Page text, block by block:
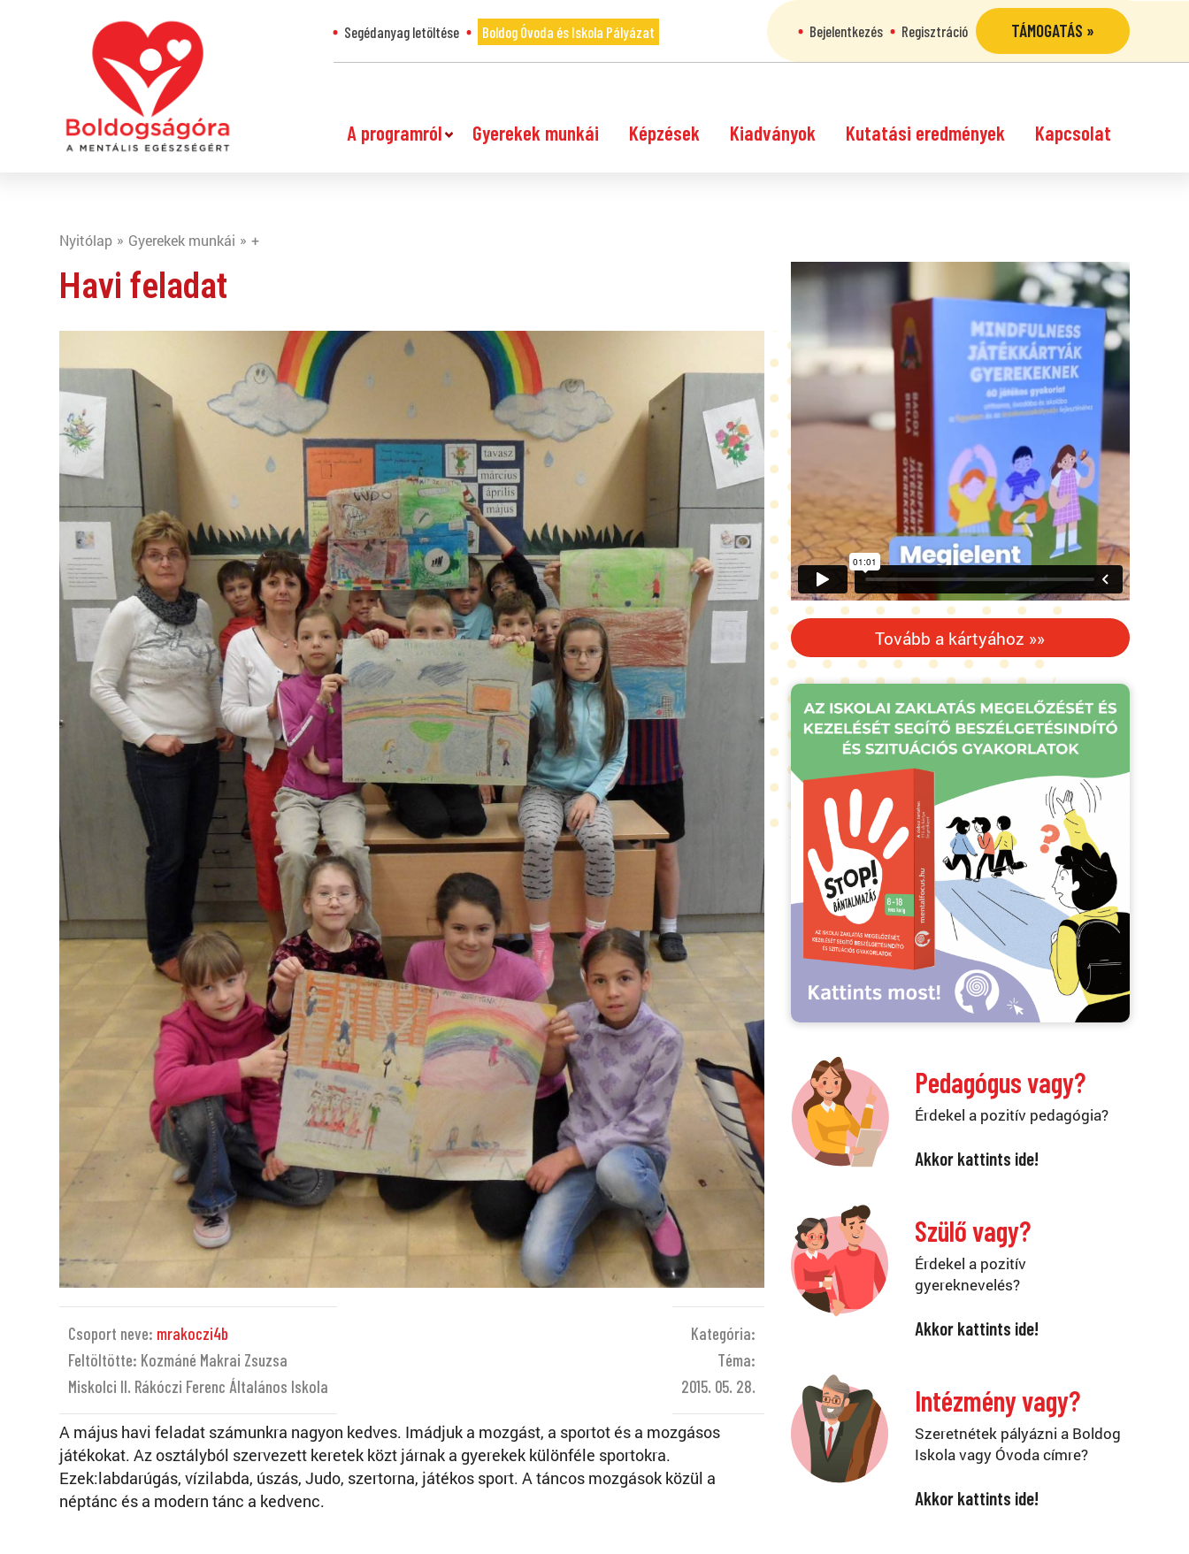
Segédanyag letöltése Boldog Óvoda és Iskola Pályázat Bejelentkezés Regisztráció TÁMOGATÁS »
A programról Gyerekek munkái Képzések Kiadványok Kutatási eredmények Kapcsolat
Nyitólap Gyerekek munkái +
Havi feladat
Csoport neve: mrakoczi4b
Feltöltötte: Kozmáné Makrai Zsuzsa
Miskolci II. Rákóczi Ferenc Általános Iskola
Kategória:
Téma:
2015. 05. 28.
A május havi feladat számunkra nagyon kedves. Imádjuk a mozgást, a sportot és a mozgásos
játékokat. Az osztályból szervezett keretek közt járnak a gyerekek különféle sportokra.
Ezek:labdarúgás, vízilabda, úszás, Judo, szertorna, játékos sport. A táncos mozgások közül a
néptánc és a modern tánc a kedvenc.
Tovább a kártyához »»
Pedagógus vagy?
Érdekel a pozitív pedagógia?
Akkor kattints ide!
Szülő vagy?
Érdekel a pozitív
gyereknevelés?
Akkor kattints ide!
Intézmény vagy?
Szeretnétek pályázni a Boldog
Iskola vagy Óvoda címre?
Akkor kattints ide!